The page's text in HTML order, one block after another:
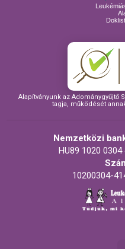
Alapítványunk az Adománygyűjtő
tagja, működését
Nemzetközi
HU89 1020
10200304-